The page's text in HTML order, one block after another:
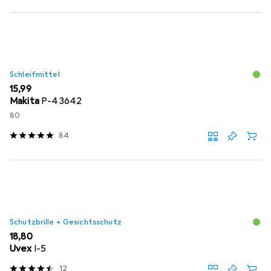
Schleifmittel
EUR
15,99
Makita P-43642
80
84
Schutzbrille + Gesichtsschutz
EUR
18,80
Uvex I-5
12